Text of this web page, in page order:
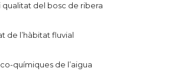
qualitat del bosc de ribera
de l’hàbitat fluvial
químiques de l’aigua